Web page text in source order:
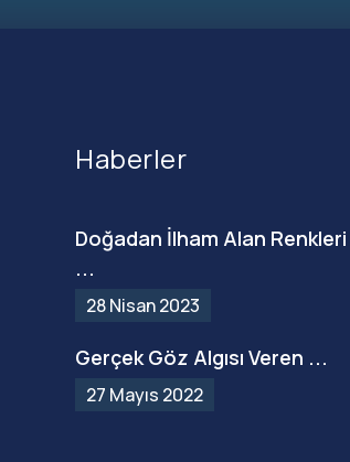
Haberler
Doğadan İlham Alan Renkleri
...
28 Nisan 2023
Gerçek Göz Algısı Veren ...
27 Mayıs 2022